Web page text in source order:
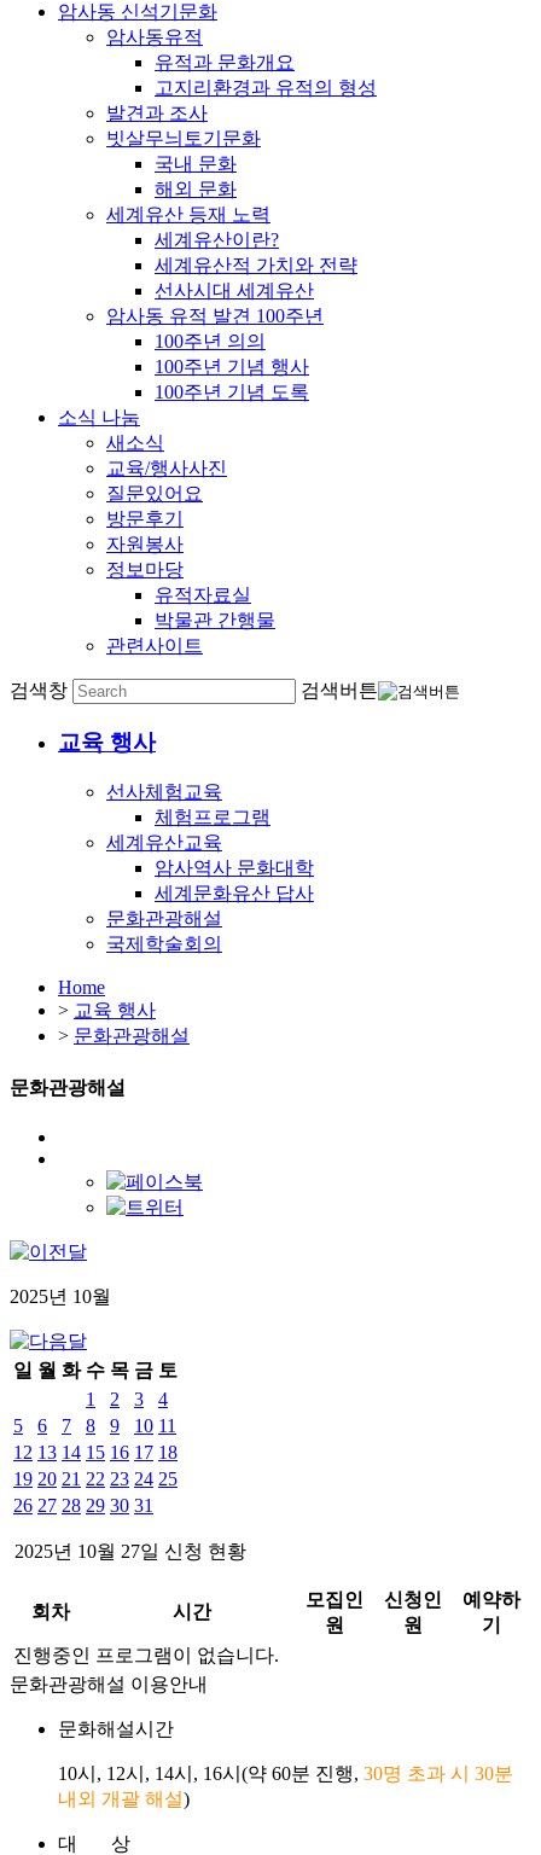
암사동 신석기문화
암사동유적
유적과 문화개요
고지리환경과 유적의 형성
발견과 조사
빗살무늬토기문화
국내 문화
해외 문화
세계유산 등재 노력
세계유산이란?
세계유산적 가치와 전략
선사시대 세계유산
암사동 유적 발견 100주년
100주년 의의
100주년 기념 행사
100주년 기념 도록
소식 나눔
새소식
교육/행사사진
질문있어요
방문후기
자원봉사
정보마당
유적자료실
박물관 간행물
관련사이트
검색창 검색버튼
교육 행사
선사체험교육
체험프로그램
세계유산교육
암사역사 문화대학
세계문화유산 답사
문화관광해설
국제학술회의
Home
> 교육 행사
> 문화관광해설
문화관광해설
2025년 10월
일 월 화 수 목 금 토
1
2 3
4
5
6 7 8 9 10 11
12 13 14 15 16 17 18
19 20 21 22 23 24 25
26 27 28 29 30 31
2025년 10월 27일 신청 현황
회차 시간
모집인
원
신청인
원
예약하
기
진행중인 프로그램이 없습니다.
문화관광해설 이용안내
문화해설시간
10시, 12시, 14시, 16시(약 60분 진행, 30명 초과 시 30분
내외 개괄 해설)
대 상